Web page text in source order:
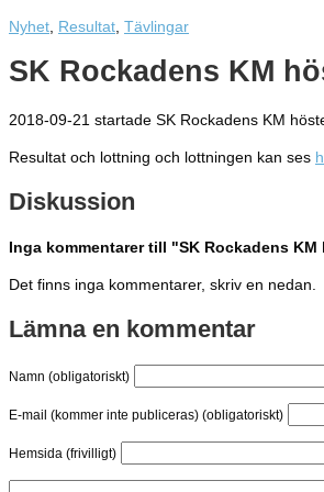
Nyhet Resultat Tävlingar
SK Rockadens KM
2018-09-21 startade SK Rockadens KM
Resultat och lottning och lottningen kan ses
Diskussion
Inga kommentarer till "SK Rockadens KM
Det finns inga kommentarer, skriv en nedan.
Lämna en kommentar
Namn (obligatoriskt)
E-mail (kommer inte publiceras) (obligatoriskt)
Hemsida (frivilligt)